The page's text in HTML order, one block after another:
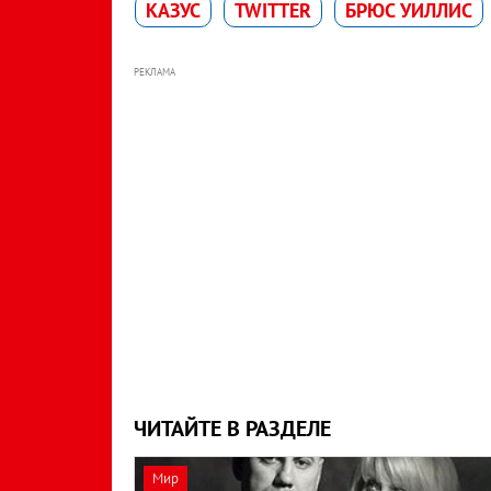
КАЗУС TWITTER БРЮС УИЛЛИС
РЕКЛАМА
ЧИТАЙТЕ В РАЗДЕЛЕ
Мир